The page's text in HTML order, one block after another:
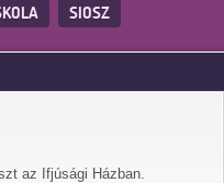
SIOSZ
az Ifjúsági Házban.